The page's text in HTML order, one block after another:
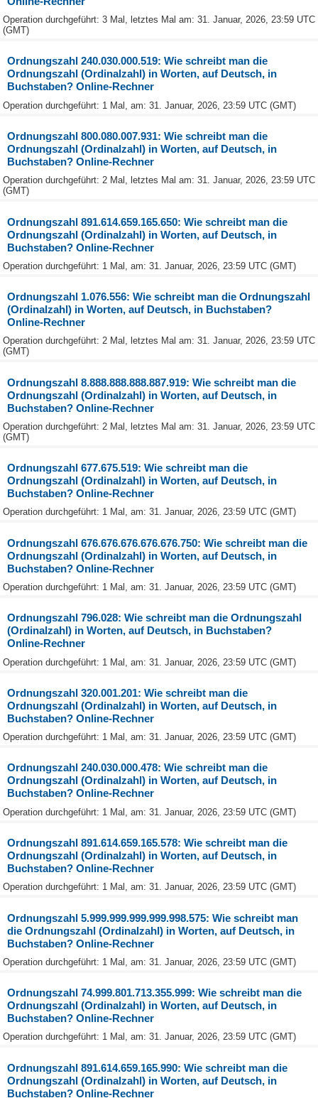
Operation durchgeführt: 3 Mal, letztes Mal am: 31. Januar, 2026, 23:59 UTC
(GMT)
Ordnungszahl 240.030.000.519: Wie schreibt man die
Ordnungszahl (Ordinalzahl) in Worten, auf Deutsch, in
Buchstaben? Online-Rechner
Operation durchgeführt: 1 Mal, am: 31. Januar, 2026, 23:59 UTC (GMT)
Ordnungszahl 800.080.007.931: Wie schreibt man die
Ordnungszahl (Ordinalzahl) in Worten, auf Deutsch, in
Buchstaben? Online-Rechner
Operation durchgeführt: 2 Mal, letztes Mal am: 31. Januar, 2026, 23:59 UTC
(GMT)
Ordnungszahl 891.614.659.165.650: Wie schreibt man die
Ordnungszahl (Ordinalzahl) in Worten, auf Deutsch, in
Buchstaben? Online-Rechner
Operation durchgeführt: 1 Mal, am: 31. Januar, 2026, 23:59 UTC (GMT)
Ordnungszahl 1.076.556: Wie schreibt man die Ordnungszahl
(Ordinalzahl) in Worten, auf Deutsch, in Buchstaben?
Online-Rechner
Operation durchgeführt: 2 Mal, letztes Mal am: 31. Januar, 2026, 23:59 UTC
(GMT)
Ordnungszahl 8.888.888.888.887.919: Wie schreibt man die
Ordnungszahl (Ordinalzahl) in Worten, auf Deutsch, in
Buchstaben? Online-Rechner
Operation durchgeführt: 2 Mal, letztes Mal am: 31. Januar, 2026, 23:59 UTC
(GMT)
Ordnungszahl 677.675.519: Wie schreibt man die
Ordnungszahl (Ordinalzahl) in Worten, auf Deutsch, in
Buchstaben? Online-Rechner
Operation durchgeführt: 1 Mal, am: 31. Januar, 2026, 23:59 UTC (GMT)
Ordnungszahl 676.676.676.676.676.750: Wie schreibt man die
Ordnungszahl (Ordinalzahl) in Worten, auf Deutsch, in
Buchstaben? Online-Rechner
Operation durchgeführt: 1 Mal, am: 31. Januar, 2026, 23:59 UTC (GMT)
Ordnungszahl 796.028: Wie schreibt man die Ordnungszahl
(Ordinalzahl) in Worten, auf Deutsch, in Buchstaben?
Online-Rechner
Operation durchgeführt: 1 Mal, am: 31. Januar, 2026, 23:59 UTC (GMT)
Ordnungszahl 320.001.201: Wie schreibt man die
Ordnungszahl (Ordinalzahl) in Worten, auf Deutsch, in
Buchstaben? Online-Rechner
Operation durchgeführt: 1 Mal, am: 31. Januar, 2026, 23:59 UTC (GMT)
Ordnungszahl 240.030.000.478: Wie schreibt man die
Ordnungszahl (Ordinalzahl) in Worten, auf Deutsch, in
Buchstaben? Online-Rechner
Operation durchgeführt: 1 Mal, am: 31. Januar, 2026, 23:59 UTC (GMT)
Ordnungszahl 891.614.659.165.578: Wie schreibt man die
Ordnungszahl (Ordinalzahl) in Worten, auf Deutsch, in
Buchstaben? Online-Rechner
Operation durchgeführt: 1 Mal, am: 31. Januar, 2026, 23:59 UTC (GMT)
Ordnungszahl 5.999.999.999.999.998.575: Wie schreibt man
die Ordnungszahl (Ordinalzahl) in Worten, auf Deutsch, in
Buchstaben? Online-Rechner
Operation durchgeführt: 1 Mal, am: 31. Januar, 2026, 23:59 UTC (GMT)
Ordnungszahl 74.999.801.713.355.999: Wie schreibt man die
Ordnungszahl (Ordinalzahl) in Worten, auf Deutsch, in
Buchstaben? Online-Rechner
Operation durchgeführt: 1 Mal, am: 31. Januar, 2026, 23:59 UTC (GMT)
Ordnungszahl 891.614.659.165.990: Wie schreibt man die
Ordnungszahl (Ordinalzahl) in Worten, auf Deutsch, in
Buchstaben? Online-Rechner